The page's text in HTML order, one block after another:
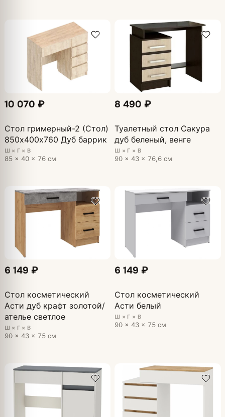
10 070 ₽
Стол гримерный-2 (Стол)
850х400х760 Дуб баррик
Ш × Г × В
85 × 40 × 76 см
8 490 ₽
Туалетный стол Сакура
дуб беленый, венге
Ш × Г × В
90 × 43 × 76,6 см
6 149 ₽
Стол косметический
Асти дуб крафт золотой/
ателье светлое
Ш × Г × В
90 × 43 × 75 см
6 149 ₽
Стол косметический
Асти белый
Ш × Г × В
90 × 43 × 75 см